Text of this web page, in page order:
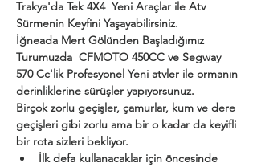
Trakya'da Tek 4X4  Yeni Araçlar ile Atv
Sürmenin Keyfini Yaşayabilirsiniz.
İğneada Mert Gölünden Başladığımız
Turumuzda  CFMOTO 450CC ve Segway
570 Cc'lik Profesyonel Yeni atvler ile ormanın
derinliklerine sürüşler yapıyorsunuz.
Birçok zorlu geçişler, çamurlar, kum ve dere
geçişleri gibi zorlu ama bir o kadar da keyifli
bir rota sizleri bekliyor.
İlk defa kullanacaklar için öncesinde